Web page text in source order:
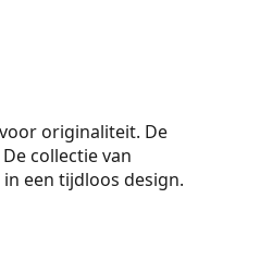
originaliteit. De
collectie van
een tijdloos design.